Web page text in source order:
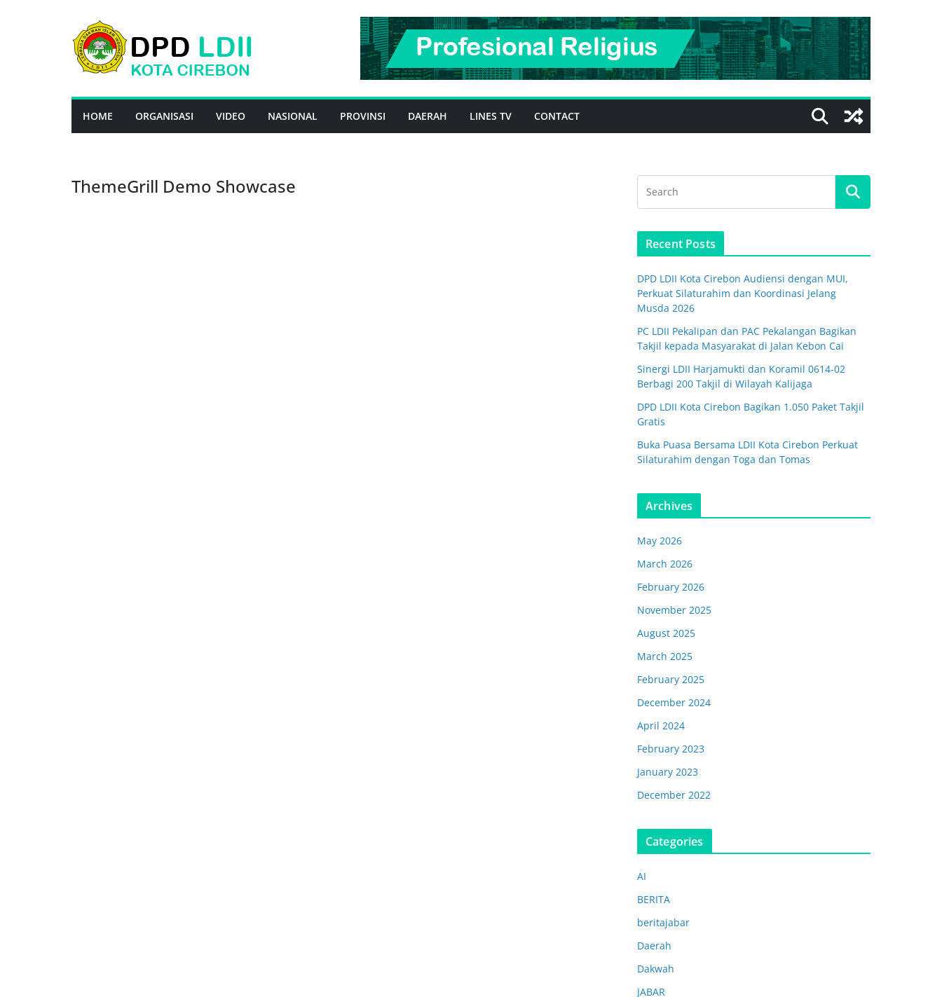
HOME ORGANISASI VIDEO NASIONAL PROVINSI DAERAH LINES TV CONTACT
ThemeGrill Demo Showcase
Recent Posts
DPD LDII Kota Cirebon Audiensi dengan MUI,
Perkuat Silaturahim dan Koordinasi Jelang
Musda 2026
PC LDII Pekalipan dan PAC Pekalangan Bagikan
Takjil kepada Masyarakat di Jalan Kebon Cai
Sinergi LDII Harjamukti dan Koramil 0614-02
Berbagi 200 Takjil di Wilayah Kalijaga
DPD LDII Kota Cirebon Bagikan 1.050 Paket Takjil
Gratis
Buka Puasa Bersama LDII Kota Cirebon Perkuat
Silaturahim dengan Toga dan Tomas
Archives
May 2026
March 2026
February 2026
November 2025
August 2025
March 2025
February 2025
December 2024
April 2024
February 2023
January 2023
December 2022
Categories
AI
BERITA
beritajabar
Daerah
Dakwah
JABAR